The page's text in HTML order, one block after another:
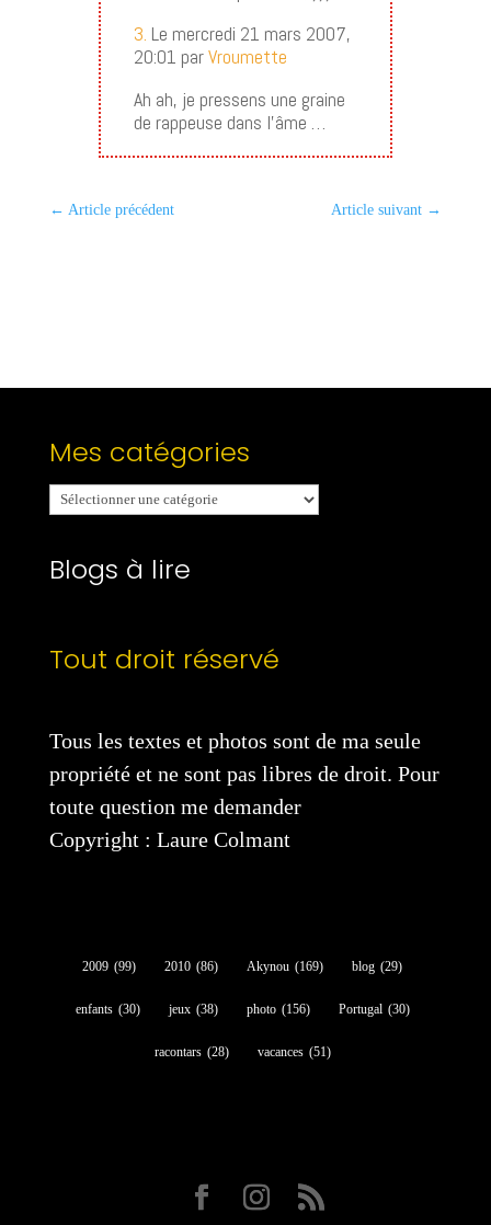
3. Le mercredi 21 mars 2007,
20:01 parVroumette
Ah ah, je pressens une graine
de rappeuse dans l’âme …
← Article précédent Article suivant →
Mes catégories
Mes
catégories
Blogs à lire
Tout droit réservé
Tous les textes et photos sont de ma seule
propriété et ne sont pas libres de droit. Pour
toute question me demander
Copyright : Laure Colmant
2009 (99) 2010 (86) Akynou (169) blog (29)
enfants (30) jeux (38) photo (156) Portugal (30)
racontars (28) vacances (51)